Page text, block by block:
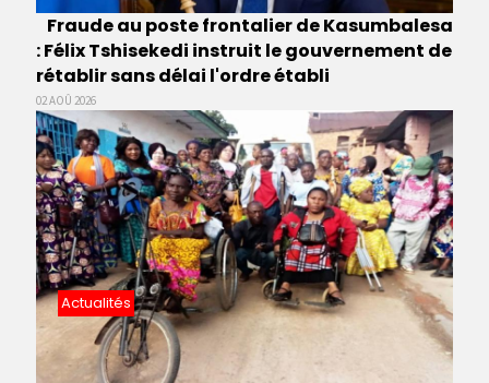
Fraude au poste frontalier de Kasumbalesa
: Félix Tshisekedi instruit le gouvernement de
rétablir sans délai l'ordre établi
02 AOÛ 2026
Actualités